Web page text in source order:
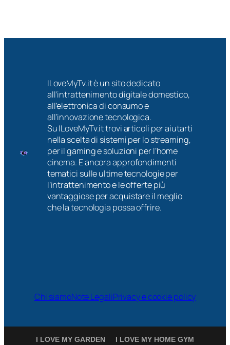
ILoveMyTv.it è un sito dedicato
all’intrattenimento digitale domestico,
all’elettronica di consumo e
all’innovazione tecnologica.
Su ILoveMyTv.it trovi articoli per aiutarti
nella scelta di sistemi per lo streaming,
per il gaming e soluzioni per l’home
cinema. E ancora approfondimenti
tematici sulle ultime tecnologie per
l’intrattenimento e le offerte più
vantaggiose per acquistare il meglio
che la tecnologia possa offrire.
Chi siamoNote LegaliPrivacy e cookie policy
I LOVE MY GARDEN
I LOVE MY HOME GYM